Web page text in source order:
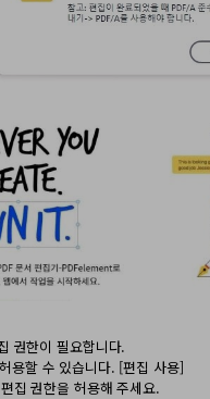
권한이 필요합니다.
할 수 있습니다. [편집 사용]
집 권한을 허용해 주세요.